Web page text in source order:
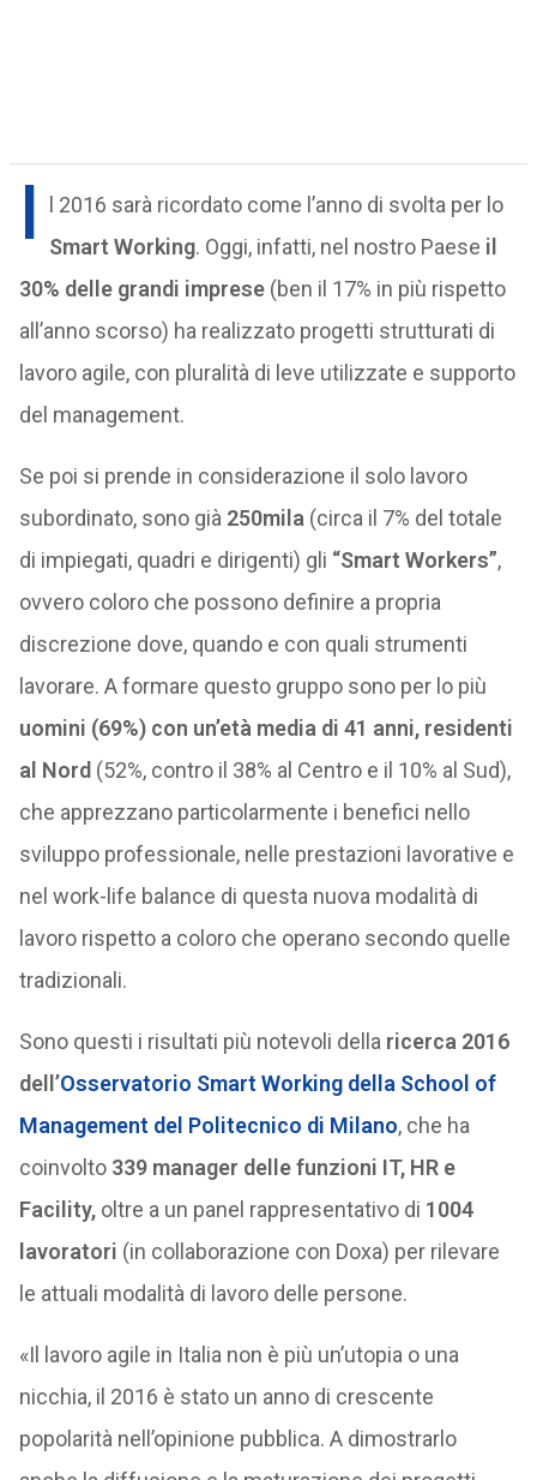
I
l 2016 sarà ricordato come l’anno di svolta per lo
Smart Working. Oggi, infatti, nel nostro Paese il
30% delle grandi imprese (ben il 17% in più rispetto
all’anno scorso) ha realizzato progetti strutturati di
lavoro agile, con pluralità di leve utilizzate e supporto
del management.
Se poi si prende in considerazione il solo lavoro
subordinato, sono già 250mila (circa il 7% del totale
di impiegati, quadri e dirigenti) gli “Smart Workers”,
ovvero coloro che possono definire a propria
discrezione dove, quando e con quali strumenti
lavorare. A formare questo gruppo sono per lo più
uomini (69%) con un’età media di 41 anni, residenti
al Nord (52%, contro il 38% al Centro e il 10% al Sud),
che apprezzano particolarmente i benefici nello
sviluppo professionale, nelle prestazioni lavorative e
nel work-life balance di questa nuova modalità di
lavoro rispetto a coloro che operano secondo quelle
tradizionali.
Sono questi i risultati più notevoli della ricerca 2016
dell’Osservatorio Smart Working della School of
Management del Politecnico di Milano, che ha
coinvolto 339 manager delle funzioni IT, HR e
Facility,oltre a un panel rappresentativo di 1004
lavoratori (in collaborazione con Doxa) per rilevare
le attuali modalità di lavoro delle persone.
«Il lavoro agile in Italia non è più un’utopia o una
nicchia, il 2016 è stato un anno di crescente
popolarità nell’opinione pubblica. A dimostrarlo